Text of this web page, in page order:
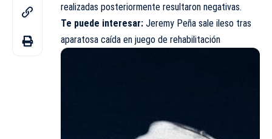
realizadas posteriormente resultaron negativas.
Te puede interesar: Jeremy Peña sale ileso tras
aparatosa caída en juego de rehabilitación